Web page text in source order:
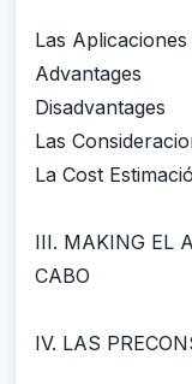
Las Aplicaciones
Advantages
Disadvantages
Las
La Cost
III. MAKING EL
CABO
IV. LAS